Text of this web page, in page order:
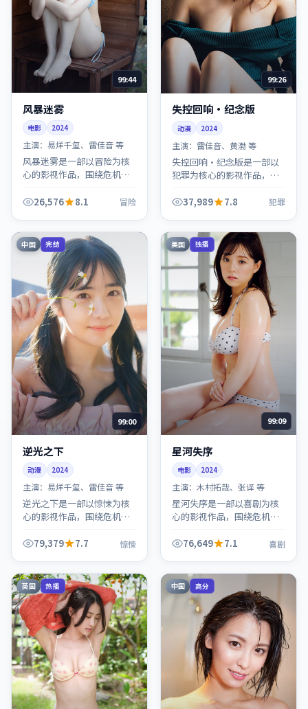
99:44
风暴迷雾
电影 2024
主演： 易烊千玺、雷佳音 等
风暴迷雾是一部以冒险为核
心的影视作品，围绕危机、
节奏紧凑，值得推荐观看。
26,576 8.1 冒险
99:26
失控回响·纪念版
动漫 2024
主演： 雷佳音、黄渤 等
失控回响·纪念版是一部以
犯罪为核心的影视作品，围
开，整体节奏紧凑，值得推
37,989 7.8 犯罪
中国 完结
99:00
逆光之下
动漫 2024
主演： 易烊千玺、雷佳音 等
逆光之下是一部以惊悚为核
心的影视作品，围绕危机、
节奏紧凑，值得推荐观看。
79,379 7.7 惊悚
美国 独播
99:09
星河失序
电影 2024
主演：木村拓哉、张译 等
星河失序是一部以喜剧为核
心的影视作品，围绕危机、
节奏紧凑，值得推荐观看。
76,649 7.1 喜剧
英国 热播 中国 高分